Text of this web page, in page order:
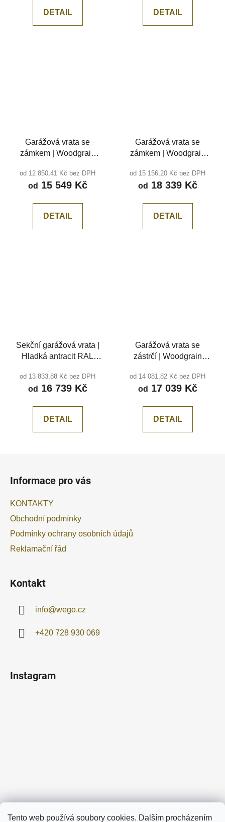
Tento web používá soubory cookies. Dalším procházením
DETAIL DETAIL
Garážová vrata se
zámkem | Woodgrain
středová drážka
od 12 850,41 Kč bez DPH
od 15 549 Kč
DETAIL
Garážová vrata se
zámkem | Woodgrain
drážka
od 15 156,20 Kč bez DPH
od 18 339 Kč
DETAIL
Sekční garážová vrata |
Hladká antracit RAL
od 13 833,88 Kč bez DPH
od 16 739 Kč
DETAIL
Garážová vrata se
zástrčí | Woodgrain
drážka
od 14 081,82 Kč bez DPH
od 17 039 Kč
DETAIL
Informace pro vás
KONTAKTY
Obchodní podmínky
Podmínky ochrany osobních údajů
Reklamační řád
Kontakt
info@wego.cz
+420 728 930 069
Instagram